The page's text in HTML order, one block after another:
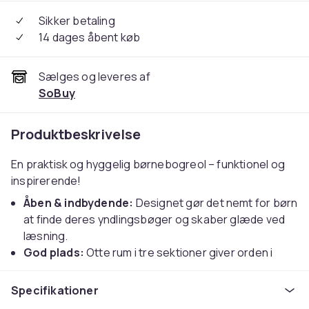
Sikker betaling
14 dages åbent køb
Sælges og leveres af
SoBuy
Produktbeskrivelse
En praktisk og hyggelig børnebogreol – funktionel og
inspirerende!
Åben & indbydende: Designet gør det nemt for børn
at finde deres yndlingsbøger og skaber glæde ved
læsning.
God plads:Otte rum i tre sektioner giver orden i
Perfekt børnehøjde:
Specifikationer